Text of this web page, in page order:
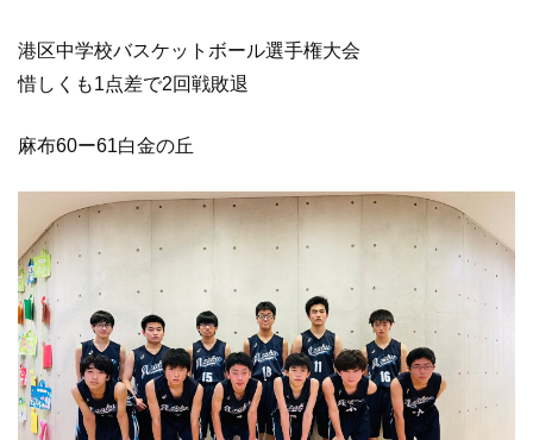
港区中学校バスケットボール選手権大会
惜しくも1点差で2回戦敗退
麻布60ー61白金の丘